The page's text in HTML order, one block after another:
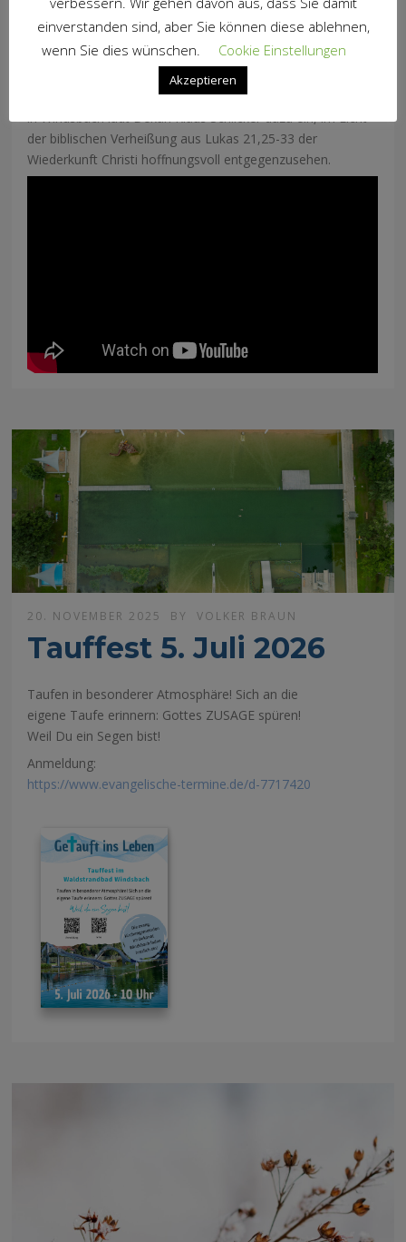
ERF Gottesdienst am 2.
Advent
Im Gottesdienst aus der ev.-luth. Stadtkirche St. Margaretha
der biblischen Verheißung aus Lukas 21,25-33 der
Wiederkunft Christi hoffnungsvoll entgegenzusehen.
20. NOVEMBER 2025 BY VOLKER BRAUN
Tauffest 5. Juli 2026
Taufen in besonderer Atmosphäre! Sich an die
eigene Taufe erinnern: Gottes ZUSAGE spüren!
Weil Du ein Segen bist!
Anmeldung:
https://www.evangelische-termine.de/d-7717420
einverstanden sind, aber Sie können diese ablehnen,
wenn Sie dies wünschen.
Cookie Einstellungen
Akzeptieren